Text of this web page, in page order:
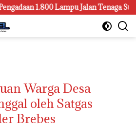
1.800 Lampu Jalan Tenaga Surya
Warga Desa
oleh Satgas
Brebes